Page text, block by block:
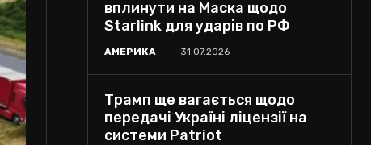
вплинути на Маска щодо
Starlink для ударів по РФ
АМЕРИКА 31.07.2026
Трамп ще вагається щодо
передачі Україні ліцензії на
системи Patriot